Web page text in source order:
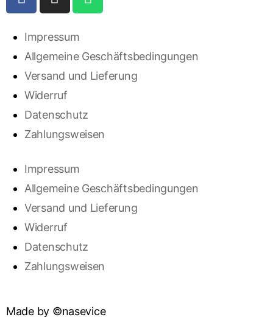
Made by ©nasevice
Impressum
Allgemeine Geschäftsbedingungen
Versand und Lieferung
Widerruf
Datenschutz
Zahlungsweisen
Impressum
Allgemeine Geschäftsbedingungen
Versand und Lieferung
Widerruf
Datenschutz
Zahlungsweisen